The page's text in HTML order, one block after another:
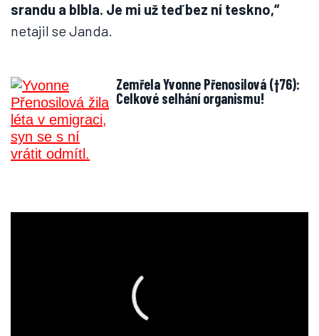
srandu a blbla. Je mi už teď bez ní teskno,“
netajil se Janda.
Zemřela Yvonne Přenosilová (†76):
Celkové selhání organismu!